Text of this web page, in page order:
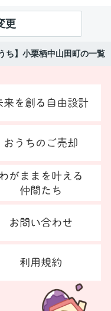
更
うち】小栗栖中山田町の一覧